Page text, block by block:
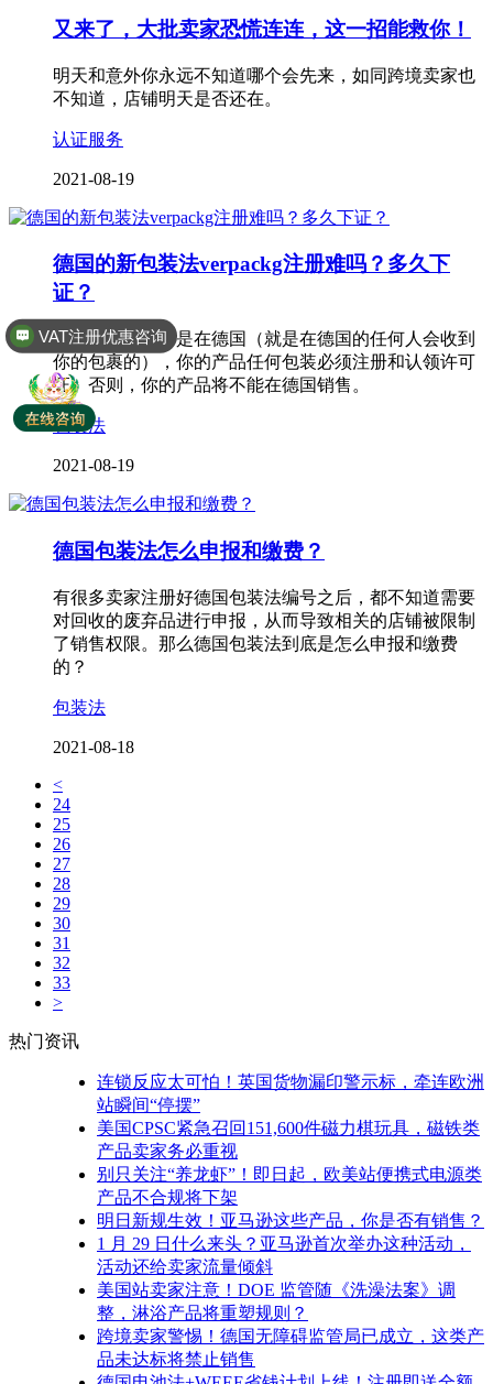
又来了，大批卖家恐慌连连，这一招能救你！
明天和意外你永远不知道哪个会先来，如同跨境卖家也
不知道，店铺明天是否还在。
认证服务
2021-08-19
德国的新包装法verpackg注册难吗？多久下
证？
只要的你的客户是在德国（就是在德国的任何人会收到
你的包裹的），你的产品任何包装必须注册和认领许可
证。否则，你的产品将不能在德国销售。
包装法
2021-08-19
德国包装法怎么申报和缴费？
有很多卖家注册好德国包装法编号之后，都不知道需要
对回收的废弃品进行申报，从而导致相关的店铺被限制
了销售权限。那么德国包装法到底是怎么申报和缴费
的？
包装法
2021-08-18
<
24
25
26
27
28
29
30
31
32
33
>
热门资讯
连锁反应太可怕！英国货物漏印警示标，牵连欧洲
站瞬间“停摆”
美国CPSC紧急召回151,600件磁力棋玩具，磁铁类
产品卖家务必重视
别只关注“养龙虾”！即日起，欧美站便携式电源类
产品不合规将下架
明日新规生效！亚马逊这些产品，你是否有销售？
1 月 29 日什么来头？亚马逊首次举办这种活动，
活动还给卖家流量倾斜
美国站卖家注意！DOE 监管随《洗澡法案》调
整，淋浴产品将重塑规则？
跨境卖家警惕！德国无障碍监管局已成立，这类产
品未达标将禁止销售
VAT注册优惠咨询